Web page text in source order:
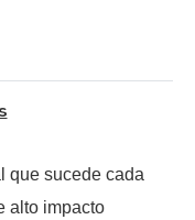
que sucede cada
alto impacto